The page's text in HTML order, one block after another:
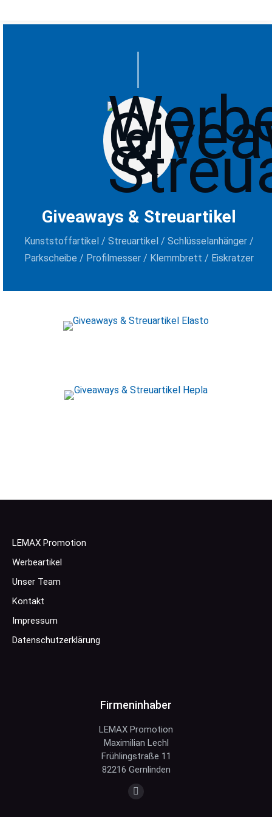
Giveaways & Streuartikel
Kunststoffartikel / Streuartikel / Schlüsselanhänger /
Parkscheibe / Profilmesser / Klemmbrett / Eiskratzer
LEMAX Promotion
Werbeartikel
Unser Team
Kontakt
Impressum
Datenschutzerklärung
Firmeninhaber
LEMAX Promotion
Maximilian Lechl
Frühlingstraße 11
82216 Gernlinden
E-